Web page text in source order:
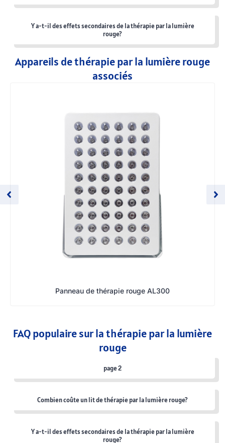
Y a-t-il des effets secondaires de la thérapie par la lumière
rouge?
Appareils de thérapie par la lumière rouge
associés
Panneau de thérapie rouge AL300
FAQ populaire sur la thérapie par la lumière
rouge
page 2
Combien coûte un lit de thérapie par la lumière rouge?
Y a-t-il des effets secondaires de la thérapie par la lumière
rouge?